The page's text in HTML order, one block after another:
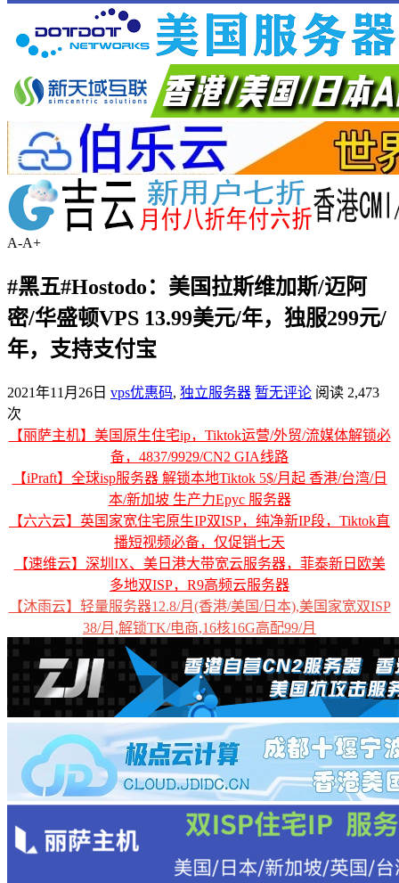
A-A+
#黑五#Hostodo：美国拉斯维加斯/迈阿
密/华盛顿VPS 13.99美元/年，独服299元/
年，支持支付宝
2021年11月26日 vps优惠码, 独立服务器 暂无评论 阅读 2,473
次
【丽萨主机】美国原生住宅ip，Tiktok运营/外贸/流媒体解锁必
备，4837/9929/CN2 GIA线路
【iPraft】全球isp服务器 解锁本地Tiktok 5$/月起 香港/台湾/日
本/新加坡 生产力Epyc 服务器
【六六云】英国家宽住宅原生IP双ISP，纯净新IP段，Tiktok直
播短视频必备，仅促销七天
【速维云】深圳IX、美日港大带宽云服务器，菲泰新日欧美
多地双ISP，R9高频云服务器
【沐雨云】轻量服务器12.8/月(香港/美国/日本),美国家宽双ISP
38/月,解锁TK/电商,16核16G高配99/月